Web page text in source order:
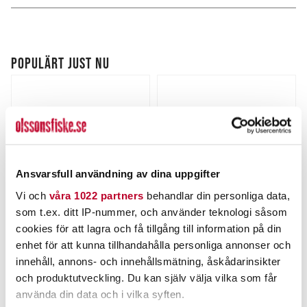
Ansvarsfull användning av dina uppgifter
Vi och våra 1022 partners behandlar din personliga data,
som t.ex. ditt IP-nummer, och använder teknologi såsom
cookies för att lagra och få tillgång till information på din
enhet för att kunna tillhandahålla personliga annonser och
innehåll, annons- och innehållsmätning, åskådarinsikter
och produktutveckling. Du kan själv välja vilka som får
använda din data och i vilka syften.
POPULÄRT JUST NU
KARIKKO
Karikko 15cm 24g.
Nuvarande pris:
169,00 krTidigare pris:
199,00 kr
169,00 kr
199,00 kr
THE PIG
Pig Hula Chatterbait 11g.
Nuvarande pris:
69,00 krTidigare pris:
69,00 kr
89,00 kr